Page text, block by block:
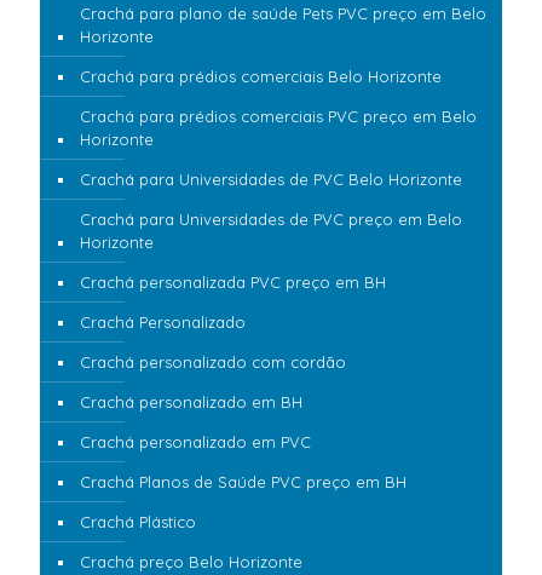
Crachá para plano de saúde Pets PVC preço em Belo
Horizonte
Crachá para prédios comerciais Belo Horizonte
Crachá para prédios comerciais PVC preço em Belo
Horizonte
Crachá para Universidades de PVC Belo Horizonte
Crachá para Universidades de PVC preço em Belo
Horizonte
Crachá personalizada PVC preço em BH
Crachá Personalizado
Crachá personalizado com cordão
Crachá personalizado em BH
Crachá personalizado em PVC
Crachá Planos de Saúde PVC preço em BH
Crachá Plástico
Crachá preço Belo Horizonte